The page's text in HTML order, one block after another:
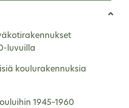
luvuilla
koulurakennuksia
1945–1960